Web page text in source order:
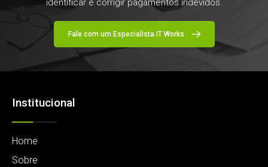
Fale com um Especialista IT Works
Institucional
Home
Sobre